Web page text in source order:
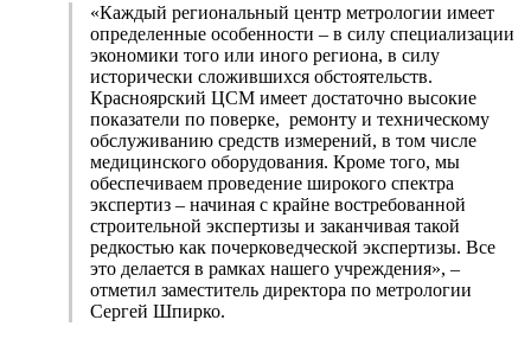
«Каждый региональный центр метрологии имеет
определенные особенности – в силу специализации
экономики того или иного региона, в силу
исторически сложившихся обстоятельств.
Красноярский ЦСМ имеет достаточно высокие
показатели по поверке, ремонту и техническому
обслуживанию средств измерений, в том числе
медицинского оборудования. Кроме того, мы
обеспечиваем проведение широкого спектра
экспертиз – начиная с крайне востребованной
строительной экспертизы и заканчивая такой
редкостью как почерковедческой экспертизы. Все
это делается в рамках нашего учреждения», –
отметил заместитель директора по метрологии
Сергей Шпирко.